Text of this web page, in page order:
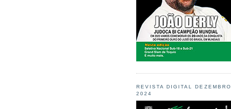
REVISTA DIGITAL DEZEMBRO
2024